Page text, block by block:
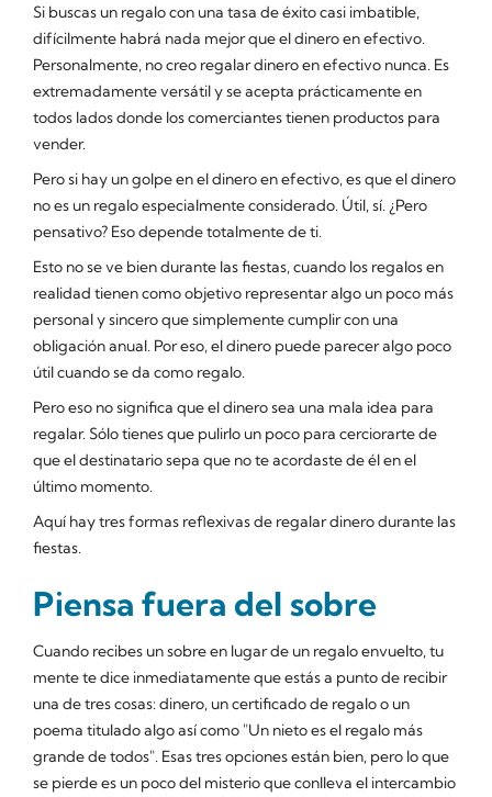
Si buscas un regalo con una tasa de éxito casi imbatible,
difícilmente habrá nada mejor que el dinero en efectivo.
Personalmente, no creo regalar dinero en efectivo nunca. Es
extremadamente versátil y se acepta prácticamente en
todos lados donde los comerciantes tienen productos para
vender.
Pero si hay un golpe en el dinero en efectivo, es que el dinero
no es un regalo especialmente considerado. Útil, sí. ¿Pero
pensativo? Eso depende totalmente de ti.
Esto no se ve bien durante las fiestas, cuando los regalos en
realidad tienen como objetivo representar algo un poco más
personal y sincero que simplemente cumplir con una
obligación anual. Por eso, el dinero puede parecer algo poco
útil cuando se da como regalo.
Pero eso no significa que el dinero sea una mala idea para
regalar. Sólo tienes que pulirlo un poco para cerciorarte de
que el destinatario sepa que no te acordaste de él en el
último momento.
Aquí hay tres formas reflexivas de regalar dinero durante las
fiestas.
Piensa fuera del sobre
Cuando recibes un sobre en lugar de un regalo envuelto, tu
mente te dice inmediatamente que estás a punto de recibir
una de tres cosas: dinero, un certificado de regalo o un
poema titulado algo así como "Un nieto es el regalo más
grande de todos". Esas tres opciones están bien, pero lo que
se pierde es un poco del misterio que conlleva el intercambio